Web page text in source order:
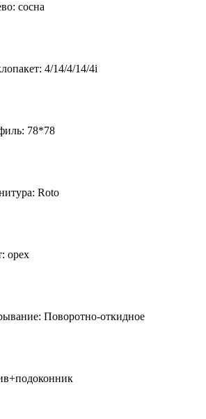
сосна
4/14/4/14/4i
78*78
Roto
орех
Поворотно-откидное